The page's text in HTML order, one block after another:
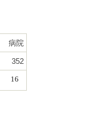
病院
352
16